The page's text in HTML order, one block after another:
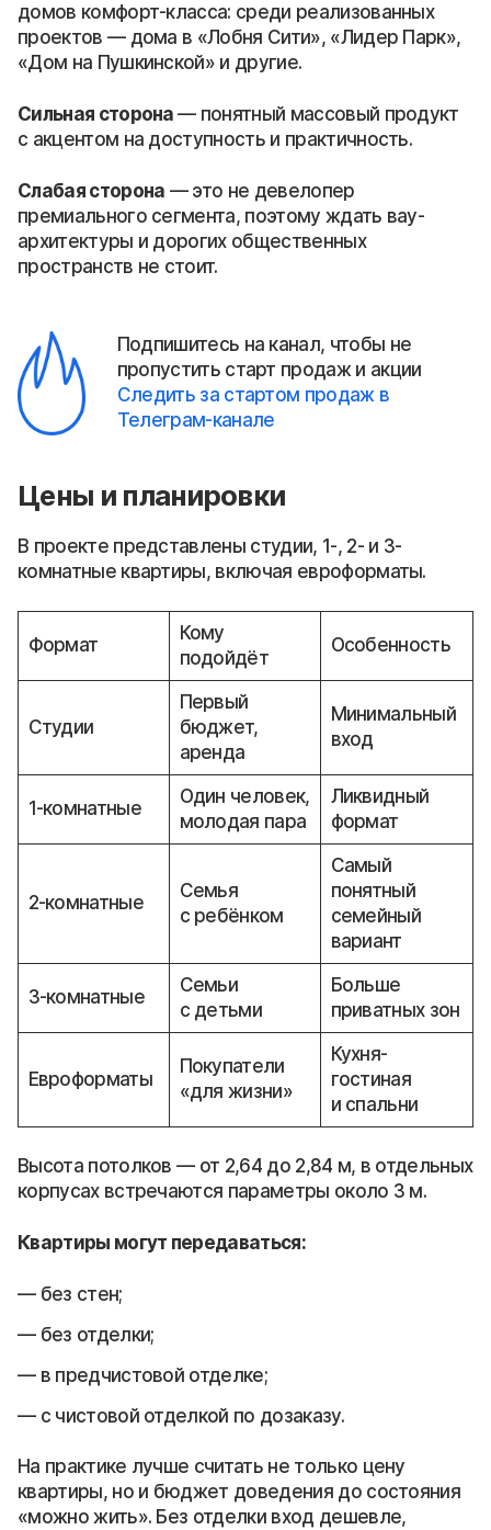
домов комфорт-класса: среди реализованных
проектов — дома в «Лобня Сити», «Лидер Парк»,
«Дом на Пушкинской» и другие.
Сильная сторона— понятный массовый продукт
с акцентом на доступность и практичность.
Слабая сторона — это не девелопер
премиального сегмента, поэтому ждать вау-
архитектуры и дорогих общественных
пространств не стоит.
Подпишитесь на канал, чтобы не
пропустить старт продаж и акции
Следить за стартом продаж в
Телеграм-канале
Цены и планировки
В проекте представлены студии, 1-, 2- и 3-
комнатные квартиры, включая евроформаты.
Формат
Кому
подойдёт
Особенность
Студии
Первый
бюджет,
аренда
Минимальный
вход
1-комнатные
Один человек,
молодая пара
Ликвидный
формат
2-комнатные
Семья
с ребёнком
Самый
понятный
семейный
вариант
3-комнатные
Семьи
с детьми
Больше
приватных зон
Евроформаты
Покупатели
«для жизни»
Кухня-
гостиная
и спальни
Высота потолков — от 2,64 до 2,84 м, в отдельных
корпусах встречаются параметры около 3 м.
Квартиры могут передаваться:
без стен;
без отделки;
в предчистовой отделке;
с чистовой отделкой по дозаказу.
На практике лучше считать не только цену
квартиры, но и бюджет доведения до состояния
«можно жить». Без отделки вход дешевле,